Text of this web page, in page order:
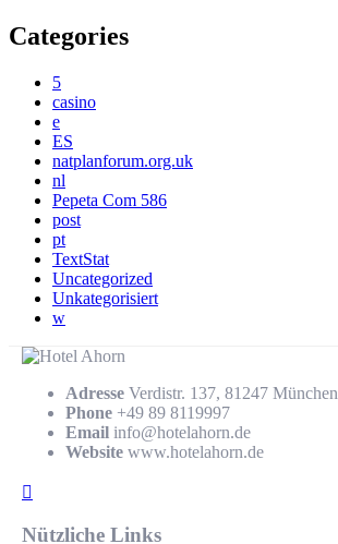
Categories
5
casino
e
ES
natplanforum.org.uk
nl
Pepeta Com 586
post
pt
TextStat
Uncategorized
Unkategorisiert
w
Adresse Verdistr. 137, 81247 München
Phone +49 89 8119997
Email info@hotelahorn.de
Website www.hotelahorn.de
Nützliche Links